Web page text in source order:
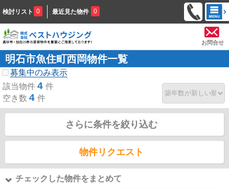
検討リスト 0 最近見た物件 0
お問合せ
明石市魚住町西岡物件一覧
募集中のみ表示
該当物件 4 件
空き数 4 件
さらに条件を絞り込む
物件リクエスト
チェックした物件をまとめて